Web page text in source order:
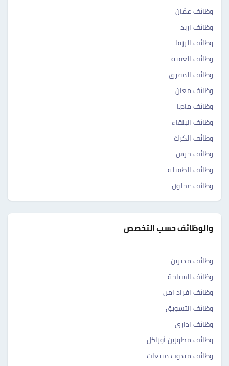
وظائف عمّان
وظائف اربد
وظائف الزرقا
وظائف العقبة
وظائف المفرق
وظائف معان
وظائف مادبا
وظائف البلقاء
وظائف الكرك
وظائف جرش
وظائف الطفيلة
وظائف عجلون
والوظائف حسب التخصص
وظائف مديرين
وظائف السياحة
وظائف افراد امن
وظائف التسويق
وظائف اداري
وظائف مطورين أوراكل
وظائف مندوب مبيعات